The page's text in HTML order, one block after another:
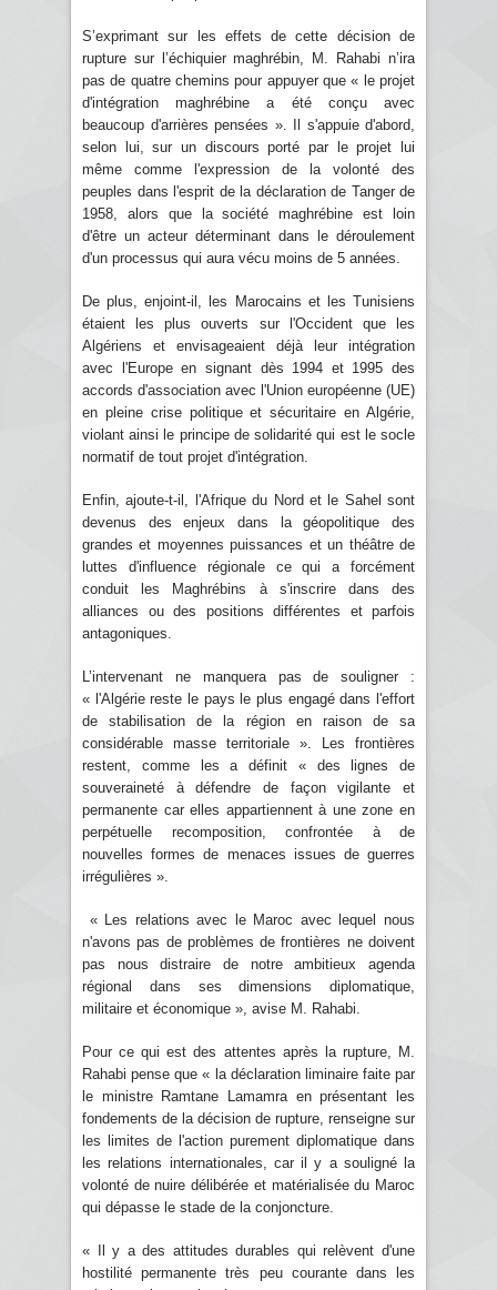
S’exprimant sur les effets de cette décision de
rupture sur l’échiquier maghrébin, M. Rahabi n’ira
pas de quatre chemins pour appuyer que « le projet
d'intégration maghrébine a été conçu avec
beaucoup d'arrières pensées ». Il s'appuie d'abord,
selon lui, sur un discours porté par le projet lui
même comme l'expression de la volonté des
peuples dans l'esprit de la déclaration de Tanger de
1958, alors que la société maghrébine est loin
d'être un acteur déterminant dans le déroulement
d'un processus qui aura vécu moins de 5 années.
De plus, enjoint-il, les Marocains et les Tunisiens
étaient les plus ouverts sur l'Occident que les
Algériens et envisageaient déjà leur intégration
avec l'Europe en signant dès 1994 et 1995 des
accords d'association avec l'Union européenne (UE)
en pleine crise politique et sécuritaire en Algérie,
violant ainsi le principe de solidarité qui est le socle
normatif de tout projet d'intégration.
Enfin, ajoute-t-il, l'Afrique du Nord et le Sahel sont
devenus des enjeux dans la géopolitique des
grandes et moyennes puissances et un théâtre de
luttes d'influence régionale ce qui a forcément
conduit les Maghrébins à s'inscrire dans des
alliances ou des positions différentes et parfois
antagoniques.
L’intervenant ne manquera pas de souligner :
« l'Algérie reste le pays le plus engagé dans l'effort
de stabilisation de la région en raison de sa
considérable masse territoriale ». Les frontières
restent, comme les a définit « des lignes de
souveraineté à défendre de façon vigilante et
permanente car elles appartiennent à une zone en
perpétuelle recomposition, confrontée à de
nouvelles formes de menaces issues de guerres
irrégulières ».
« Les relations avec le Maroc avec lequel nous
n'avons pas de problèmes de frontières ne doivent
pas nous distraire de notre ambitieux agenda
régional dans ses dimensions diplomatique,
militaire et économique », avise M. Rahabi.
Pour ce qui est des attentes après la rupture, M.
Rahabi pense que « la déclaration liminaire faite par
le ministre Ramtane Lamamra en présentant les
fondements de la décision de rupture, renseigne sur
les limites de l'action purement diplomatique dans
les relations internationales, car il y a souligné la
volonté de nuire délibérée et matérialisée du Maroc
qui dépasse le stade de la conjoncture.
« Il y a des attitudes durables qui relèvent d'une
hostilité permanente très peu courante dans les